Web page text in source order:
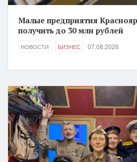
Малые предприятия
получить до 30 млн рублей
НОВОСТИ БИЗНЕС 07.08.2026